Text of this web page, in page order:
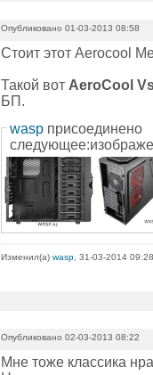
Опубликовано 01-03-2013 08:58
Стоит этот Aerocool
Такой вот AeroCool
БП.
wasp присоединено
Изменил(а) wasp , 31-03-2014 09:28
Опубликовано 02-03-2013 08:22
Мне тоже классика